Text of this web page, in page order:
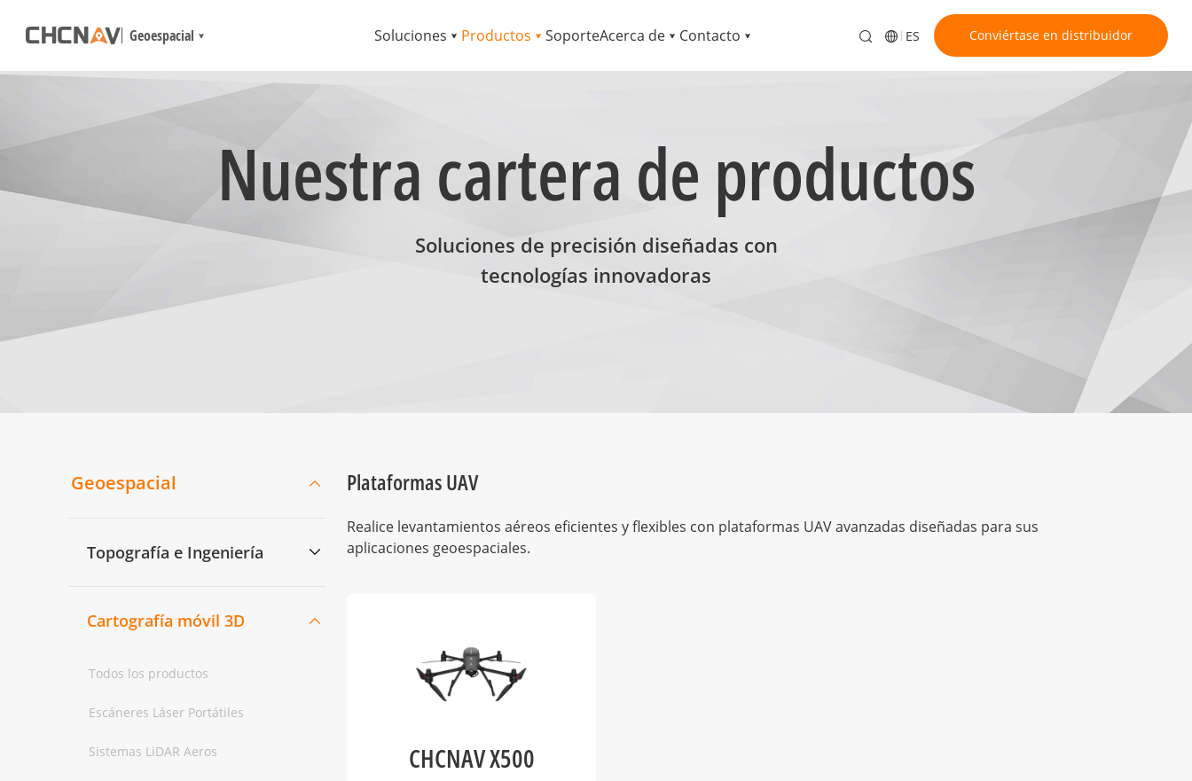
Geoespacial Soluciones Productos SoporteAcerca de Contacto ES Conviértase en distribuidor
Nuestra cartera de productos
Soluciones de precisión diseñadas con
tecnologías innovadoras
Geoespacial
Topografía e Ingeniería
Cartografía móvil 3D
Todos los productos
Escáneres Láser Portátiles
Sistemas LiDAR Aeros
Plataformas UAV
Realice levantamientos aéreos eficientes y flexibles con plataformas UAV avanzadas diseñadas para sus
aplicaciones geoespaciales.
CHCNAV X500